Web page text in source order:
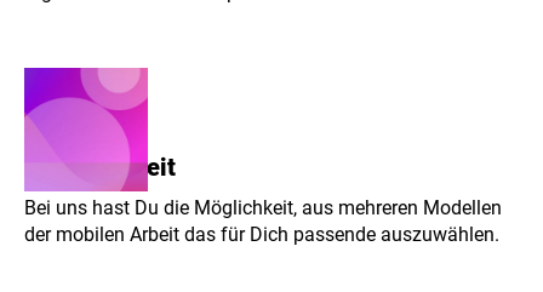
Mobile Arbeit
Bei uns hast Du die Möglichkeit, aus mehreren Modellen
der mobilen Arbeit das für Dich passende auszuwählen.